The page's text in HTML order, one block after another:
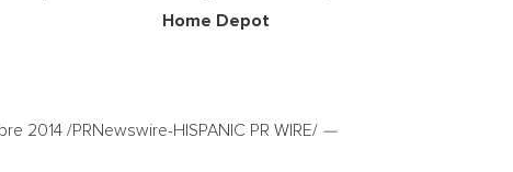
Home Depot
2014 /PRNewswire-HISPANIC PR WIRE/ —